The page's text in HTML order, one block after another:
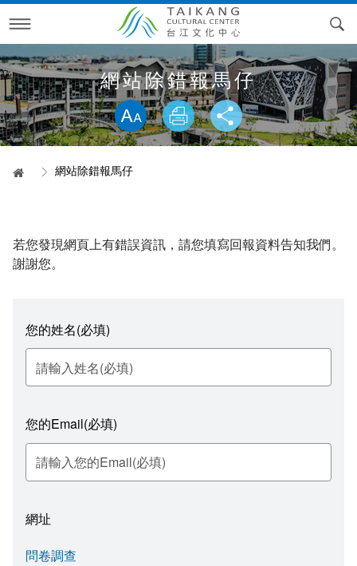
跳
到
主
要
內
容訊息專區
最新消息
電子文宣
電子文宣品
精彩片段
RSS訂閱
活動月曆
專案活動
台江文化季
2025台江文化季—與鯤共遊
2023台江文化季—建庄二百年
2022台江文化季
2021台江文化季
2020台江文化季
台江大戲
開館試營運活動
開幕季活動
開江紀藝術裝置展&棲身的港灣
參觀資訊
空間環景
開放時間
問答集錦
科長信箱進度查詢
表單下載
問卷調查
相關連結
檔期申請
歷史沿革
園區建物介紹
台南社區大學台江分校創校願景
大事紀
網站除錯報馬仔
略過字型切換，社群分享工具列
首頁 網站除錯報馬仔
若您發現網頁上有錯誤資訊，請您填寫回報資料告知我們。
謝謝您。
您的姓名(必填)
您的Email(必填)
網址
問卷調查